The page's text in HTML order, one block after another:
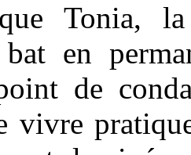
Tonia, la
en
de
vivre